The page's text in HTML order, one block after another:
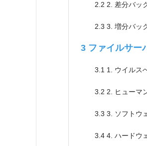
2.2 2. 差分バッ
2.3 3. 増分バッ
3 ファイルサー
3.1 1. ウイルス
3.2 2. ヒューマ
3.3 3. ソフトウ
3.4 4. ハードウ